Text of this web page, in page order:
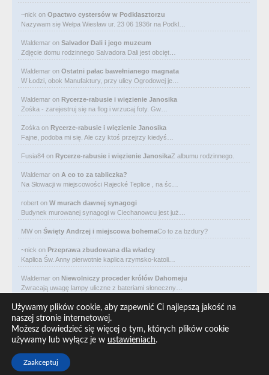
~nick on Opactwo cystersów w Podklasztorzu
Nazywam się Wełpa Wiesław ur. 23 06 1936r na Podkl…
Waldemar on Salvador Dali i jego muzeum
Zdjęcie domu rodzinnego Salvadora Dali jest obcięt…
Waldemar on Ostatni pałac bawełnianego magnata
W Łodzi, obok Manufaktury, przy ulicy Ogrodowej je…
Waldemar on Rycerze-rabusie i więzienie Janosika
Zośka - zarejestruj się na flog i wrzucaj foty. Gw…
Zośka on Rycerze-rabusie i więzienie Janosika
Fajne, podoba mi się. Ale czy ktoś przejrzy kiedyś…
Fusia84 on Rycerze-rabusie i więzienie JanosikaZ albumu rodzinnego.
Waldemar on A co to za tabliczka?
Na Słowacji w miejscowości Rajecké Teplice , na śc…
robert on W murach dawnej synagogi
Budynek murowanej synagogi w Ciechanowcu jest już…
MW on Święty Andrzej i miejscowa bohemaCo to za bzdury?
~nick on Przeprawa zbudowana dla władcy
Kaplica Św. Anny pierwotnie kaplica rzymsko-katoli…
Waldemar on Niewolniczy proceder królów Dahomeju
Zwracają uwagę lampy uliczne z bateriami słoneczny…
Waldemar on Adam Asnyk. Poeta z mojego miasta
CIEKAWOSTKA że pod banderą Malty pływa statek m/v…
Waldemar on
Historia na Wawelskim Wzgórzu
Michał Bogoria Skotnicki (1775–1808). Portret Mich…
Używamy plików cookie, aby zapewnić Ci najlepszą jakość na
naszej stronie internetowej.
Możesz dowiedzieć się więcej o tym, których plików cookie
używamy lub wyłącz je w ustawieniach.
Zaakceptuj